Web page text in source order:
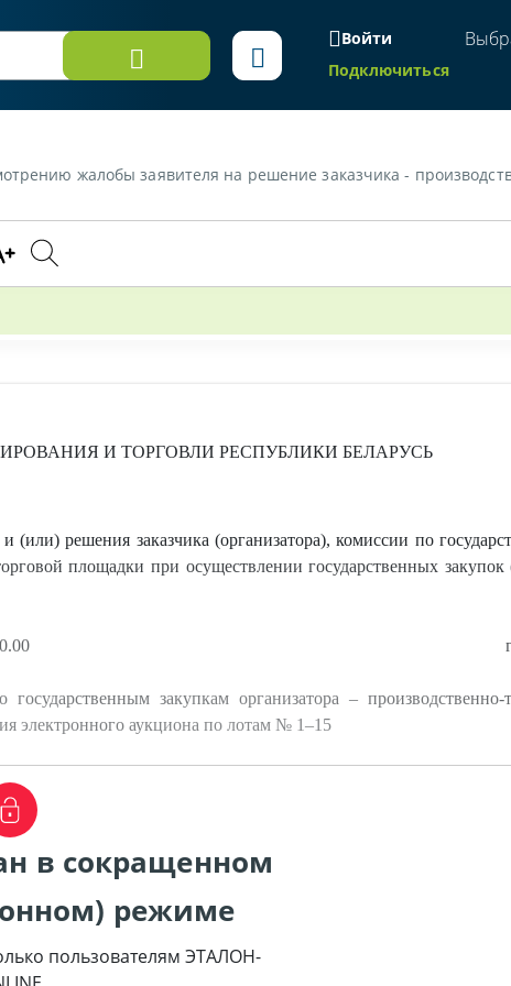
Войти
Подключиться
- производственно-торговое республиканское унитарное предприятие, принятое в ходе проведения
И ТОРГОВЛИ РЕСПУБЛИКИ БЕЛАРУСЬ
(или) решения заказчика (организатора), комиссии по
площадки при осуществлении государственных закупок
закупкам организатора – производственно-
электронного аукциона по лотам № 1–15
в сокращенном
режиме
пользователям ЭТАЛОН-